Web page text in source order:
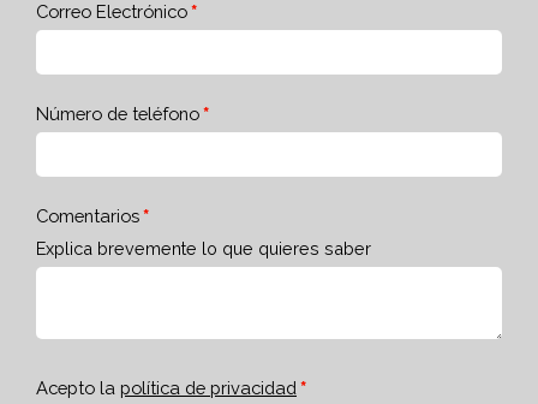
Correo Electrónico
Número de teléfono
Comentarios
Explica brevemente lo que quieres saber
Acepto la política de privacidad